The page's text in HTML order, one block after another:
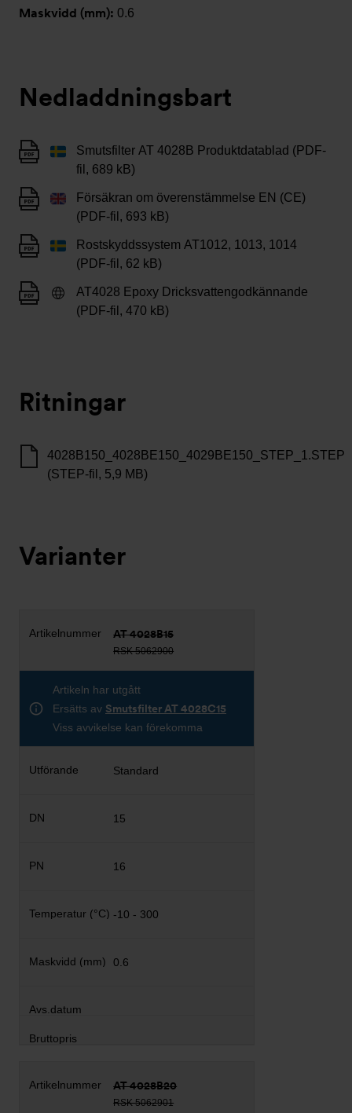
Maskvidd (mm): 0.6
Nedladdningsbart
Smutsfilter AT 4028B Produktdatablad (PDF-
fil, 689 kB)
Försäkran om överenstämmelse EN (CE)
(PDF-fil, 693 kB)
Rostskyddssystem AT1012, 1013, 1014
(PDF-fil, 62 kB)
AT4028 Epoxy Dricksvattengodkännande
(PDF-fil, 470 kB)
Ritningar
4028B150_4028BE150_4029BE150_STEP_1.STEP
(STEP-fil, 5,9 MB)
Varianter
AT 4028B15
RSK 5062900
Artikeln har utgått
Ersätts av Smutsfilter AT 4028C15
Viss avvikelse kan förekomma
Standard
15
16
-10 - 300
0.6
AT 4028B20
RSK 5062901